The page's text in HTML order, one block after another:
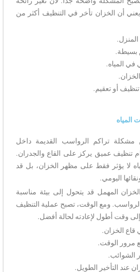
أن الخزان تأخر في التنظيف أكثر من
المنزل.
بسيطة.
في المياه.
أو تعقيم.
المياه
تراكم الرواسب القديمة داخل
تنظيف عميق يركز على القاع والجدران.
لا يؤثر فقط على مظهر الخزان، بل قد
اليومي.
المهمل قد يتحول إلى بيئة مناسبة
ومع الوقت، تصبح عملية التنظيف
وقت أطول لإعادته لحالة أفضل.
الخزان.
مرور الوقت.
الشوائب.
عند التأخير الطويل.